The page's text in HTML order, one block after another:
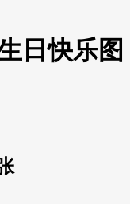
日快乐图